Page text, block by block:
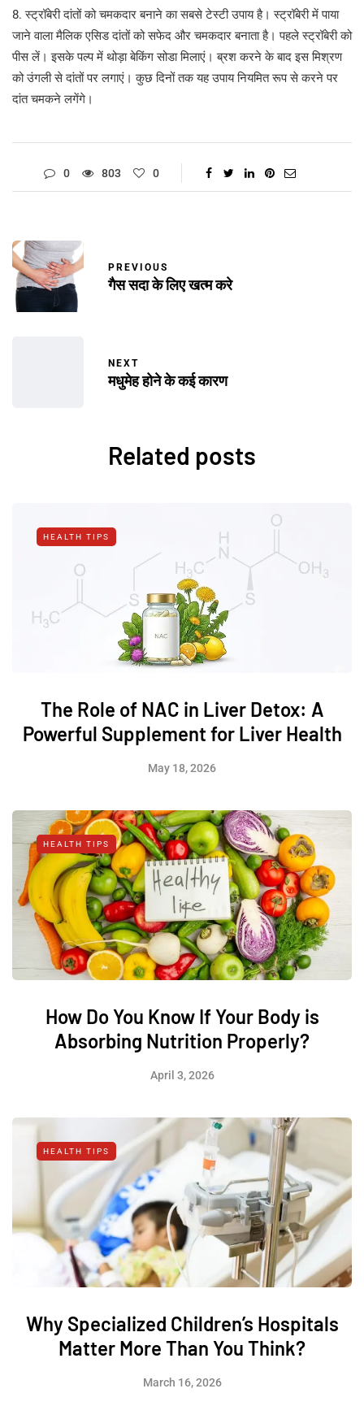
8. स्ट्रॉबेरी दांतों को चमकदार बनाने का सबसे टेस्टी उपाय है। स्ट्रॉबेरी में पाया
जाने वाला मैलिक एसिड दांतों को सफेद और चमकदार बनाता है। पहले स्ट्रॉबेरी को
पीस लें। इसके पल्प में थोड़ा बेकिंग सोडा मिलाएं। ब्रश करने के बाद इस मिश्रण
को उंगली से दांतों पर लगाएं। कुछ दिनों तक यह उपाय नियमित रूप से करने पर
दांत चमकने लगेंगे।
0 803 0
PREVIOUS
गैस सदा के लिए खत्म करे
NEXT
मधुमेह होने के कई कारण
Related posts
HEALTH TIPS
The Role of NAC in Liver Detox: A
Powerful Supplement for Liver Health
May 18, 2026
HEALTH TIPS
How Do You Know If Your Body is
Absorbing Nutrition Properly?
April 3, 2026
HEALTH TIPS
Why Specialized Children’s Hospitals
Matter More Than You Think?
March 16, 2026